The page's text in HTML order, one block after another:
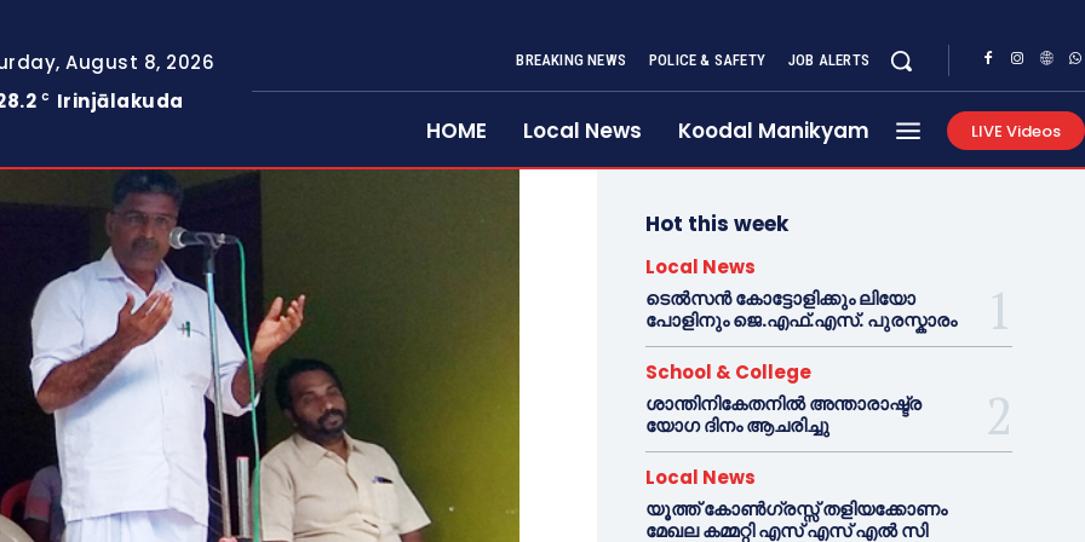
August 8, 2026
C Irinjālakuda
BREAKING NEWS POLICE & SAFETY JOB ALERTS
HOME Local News Koodal Manikyam LIVE Videos
Hot this week
Local News
ടെൽസൻ കോട്ടോളിക്കും ലിയോ
പോളിനും ജെ.എഫ്.എസ്. പുരസ്കാരം
School & College
ശാന്തിനികേതനിൽ അന്താരാഷ്ട്ര
യോഗ ദിനം ആചരിച്ചു
Local News
യൂത്ത് കോൺഗ്രസ്സ് തളിയക്കോണം
മേഖല കമ്മറ്റി എസ് എസ് എൽ സി